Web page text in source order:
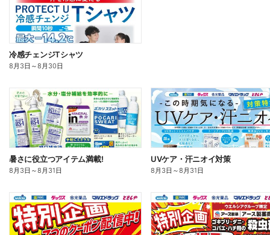
冷感チェンジTシャツ
8月3日 ～8月30日
暑さに役立つアイテム満載!
8月3日 ～8月31日
UVケア・汗ニオイ対策
8月3日 ～8月31日